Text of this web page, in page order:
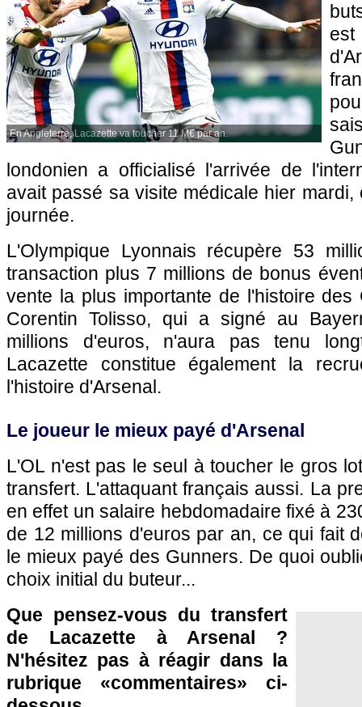
En Angleterre, Lacazette va toucher 11 M€ par an.
londonien a officialisé l'arrivée de
avait passé sa visite médicale hier
journée.
L'Olympique Lyonnais récupère 53
transaction plus 7 millions de bonus
vente la plus importante de l'histoire
Corentin Tolisso, qui a signé au
millions d'euros, n'aura pas tenu
Lacazette constitue également la
l'histoire d'Arsenal.
Le joueur le mieux payé d'Arsenal
L'OL n'est pas le seul à toucher le gros
transfert. L'attaquant français aussi. La
en effet un salaire hebdomadaire fixé à
de 12 millions d'euros par an, ce qui fait
le mieux payé des Gunners. De quoi
choix initial du buteur...
Que pensez-vous du transfert
de Lacazette à Arsenal ?
N'hésitez pas à réagir dans la
rubrique «commentaires» ci-